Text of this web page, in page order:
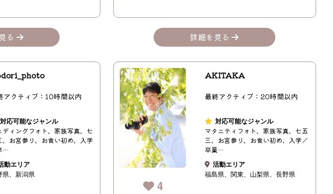
る 詳細を見る
アクティブ：10時間以内
対応可能なジャンル
ディングフォト、家族写真、七
、お宮参り、お食い初め、入学
…
動エリア
県
新潟県
4
AKITAKA
最終アクティブ：20時間以内
対応可能なジャンル
マタニティフォト、家族写真、七五
三、お宮参り、お食い初め、入学／
卒業…
活動エリア
福島県
関東 山梨県 長野県